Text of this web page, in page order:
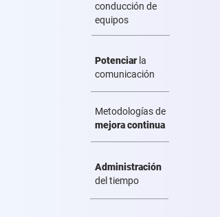
conducción de
equipos
Potenciar la
comunicación
Metodologías de
mejora continua
Administración
del tiempo